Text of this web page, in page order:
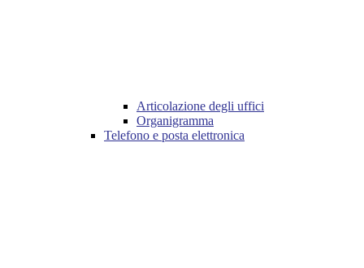
Articolazione degli uffici
Organigramma
Telefono e posta elettronica